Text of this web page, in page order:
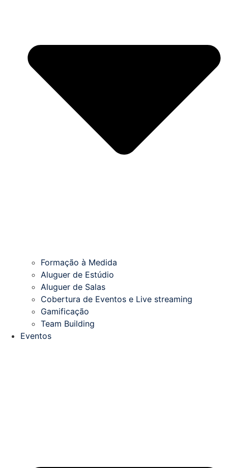
Formação à Medida
Aluguer de Estúdio
Aluguer de Salas
Cobertura de Eventos e Live streaming
Gamificação
Team Building
Eventos